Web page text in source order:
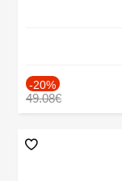
-20%
49.08€